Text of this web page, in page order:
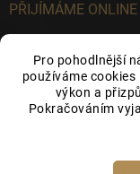
Pro pohodlnější
používáme
výkon a
Pokračováním
PŘIJÍMÁME
FACEBOOK